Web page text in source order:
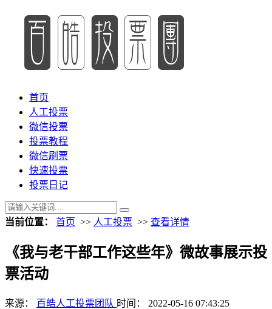
首页
人工投票
微信投票
投票教程
微信刷票
快速投票
投票日记
当前位置： 首页 >> 人工投票 >> 查看详情
《我与老干部工作这些年》微故事展示投
票活动
来源： 百皓人工投票团队 时间： 2022-05-16 07:43:25